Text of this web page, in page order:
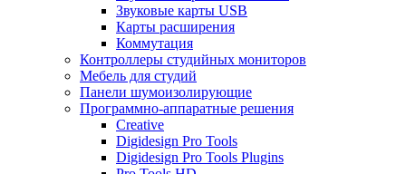
Звуковые карты USB
Карты расширения
Коммутация
Контроллеры студийных мониторов
Мебель для студий
Панели шумоизолирующие
Программно-аппаратные решения
Creative
Digidesign Pro Tools
Digidesign Pro Tools Plugins